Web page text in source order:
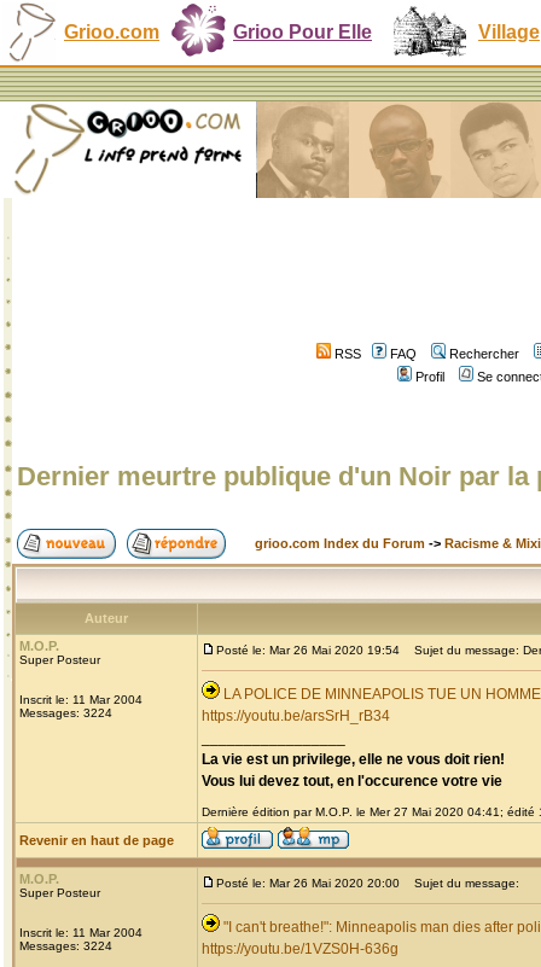
Grioo.com Grioo Pour Elle Village
RSS FAQ
Rechercher
Profil
Se
Dernier meurtre publique d'un Noir par la
grioo.com Index du Forum -> Racisme &
Auteur
M.O.P.
Super Posteur
Inscrit le: 11 Mar 2004
Messages: 3224
Posté le: Mar 26 Mai 2020 19:54 Sujet du message:
LA POLICE DE MINNEAPOLIS TUE UN
https://youtu.be/arsSrH_rB34
La vie est un privilege, elle ne vous doit rien!
Vous lui devez tout, en l'occurence votre vie
Dernière édition par M.O.P. le Mer 27 Mai 2020 04:41; édité
Revenir en haut de page
M.O.P.
Super Posteur
Inscrit le: 11 Mar 2004
Messages: 3224
Posté le: Mar 26 Mai 2020 20:00 Sujet du message:
"I can't breathe!": Minneapolis man dies after
https://youtu.be/1VZS0H-636g